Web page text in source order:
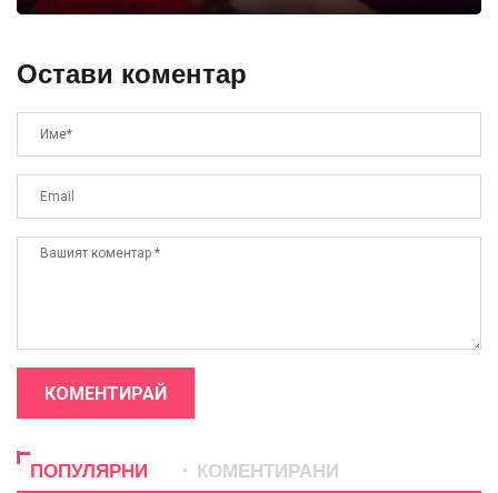
Остави коментар
КОМЕНТИРАЙ
ПОПУЛЯРНИ КОМЕНТИРАНИ